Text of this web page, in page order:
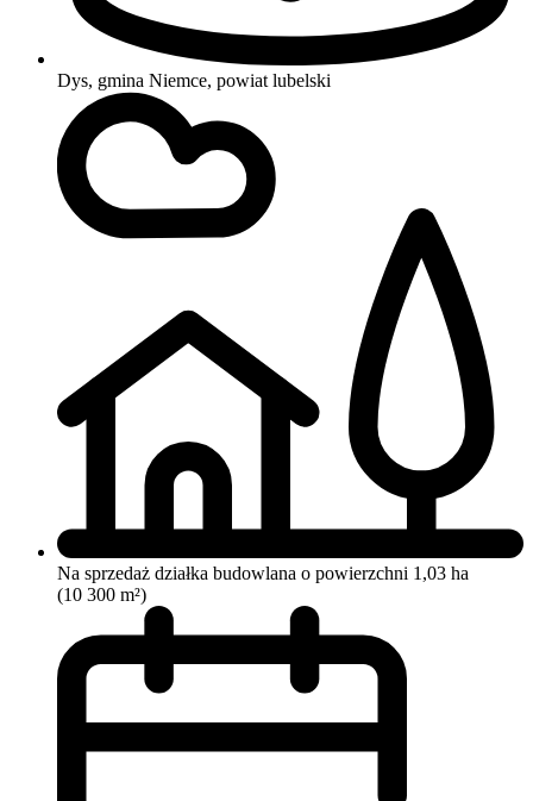
Dys, gmina Niemce, powiat lubelski
Na sprzedaż działka budowlana o powierzchni 1,03 ha
(10 300 m²)